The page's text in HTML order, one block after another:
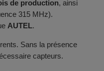
de production, ainsi
315 MHz).
AUTEL.
Sans la présence
capteurs.